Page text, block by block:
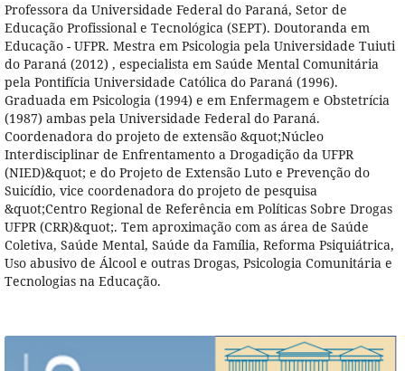
Professora da Universidade Federal do Paraná, Setor de
Educação Profissional e Tecnológica (SEPT). Doutoranda em
Educação - UFPR. Mestra em Psicologia pela Universidade Tuiuti
do Paraná (2012) , especialista em Saúde Mental Comunitária
pela Pontifícia Universidade Católica do Paraná (1996).
Graduada em Psicologia (1994) e em Enfermagem e Obstetrícia
(1987) ambas pela Universidade Federal do Paraná.
Coordenadora do projeto de extensão &quot;Núcleo
Interdisciplinar de Enfrentamento a Drogadição da UFPR
(NIED)&quot; e do Projeto de Extensão Luto e Prevenção do
Suicídio, vice coordenadora do projeto de pesquisa
&quot;Centro Regional de Referência em Políticas Sobre Drogas
UFPR (CRR)&quot;. Tem aproximação com as área de Saúde
Coletiva, Saúde Mental, Saúde da Família, Reforma Psiquiátrica,
Uso abusivo de Álcool e outras Drogas, Psicologia Comunitária e
Tecnologias na Educação.